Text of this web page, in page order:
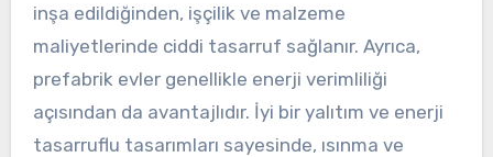
inşa edildiğinden, işçilik ve malzeme
maliyetlerinde ciddi tasarruf sağlanır. Ayrıca,
prefabrik evler genellikle enerji verimliliği
açısından da avantajlıdır. İyi bir yalıtım ve enerji
tasarruflu tasarımları sayesinde, ısınma ve